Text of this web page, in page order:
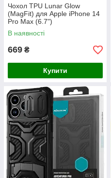
Чохол TPU Lunar Glow
(MagFit) для Apple iPhone 14
Pro Max (6.7")
В наявності
669 ₴
Купити